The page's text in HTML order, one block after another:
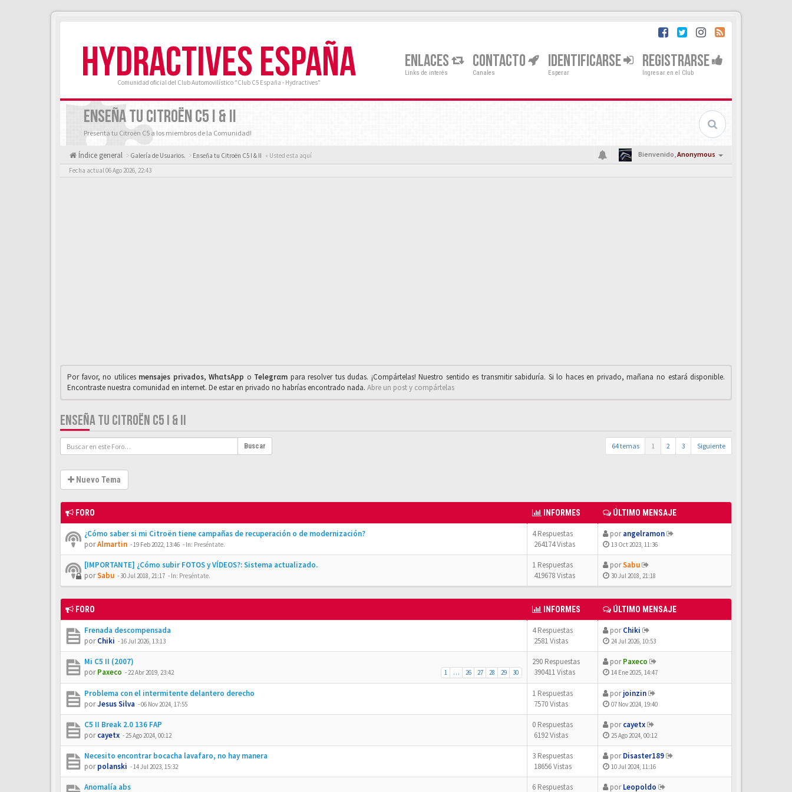
HYDRACTIVES ESPAÑA
Comunidad oficial del Club Automovilístico "Club C5 España - Hydractives"
ENLACES
Links de interés
CONTACTO
Canales
IDENTIFICARSE
Esperar
REGISTRARSE
Ingresar en el Club
ENSEÑA TU CITROËN C5 I & II
Presenta tu Citroën C5 a los miembros de la Comunidad!
Índice general Galería de Usuarios. Enseña tu Citroën C5 I & II « Usted esta aquí Bienvenido,Anonymous
Fecha actual 06 Ago 2026, 22:43
Por favor, no utilices mensajes privados,WhαtsApp o Telegrαm para resolver tus dudas. ¡Compártelas! Nuestro sentido es transmitir sabiduría. Si lo haces en privado, mañana no estará disponible.
Encontraste nuestra comunidad en internet. De estar en privado no habrías encontrado nada. Abre un post y compártelas
ENSEÑA TU CITROËN C5 I & II
Buscar 64 temas 1 2 3 Siguiente
Nuevo Tema
FORO INFORMES ÚLTIMO MENSAJE
¿Cómo saber si mi Citroën tiene campañas de recuperación o de modernización?
porAlmartin -19 Feb 2022, 13:46 - In: Preséntate.
4 Respuestas
264174 Vistas
porangelramon
13 Oct 2023, 11:36
[IMPORTANTE] ¿Cómo subir FOTOS y VÍDEOS?: Sistema actualizado.
porSabu - 30 Jul 2018, 21:17 - In: Preséntate.
1 Respuestas
419678 Vistas
porSabu
30 Jul 2018, 21:18
FORO INFORMES ÚLTIMO MENSAJE
Frenada descompensada
porChiki -16 Jul 2026, 13:13
4 Respuestas
2581 Vistas
porChiki
24 Jul 2026, 10:53
Mi C5 II (2007)
1 … 26 27 28 29 30
porPaxeco -22 Abr 2019, 23:42
290 Respuestas
390411 Vistas
porPaxeco
14 Ene 2025, 14:47
Problema con el intermitente delantero derecho
porJesus Silva -06 Nov 2024, 17:55
1 Respuestas
7570 Vistas
porjoinzin
07 Nov 2024, 19:40
C5 II Break 2.0 136 FAP
porcayetx -25 Ago 2024, 00:12
0 Respuestas
6192 Vistas
porcayetx
25 Ago 2024, 00:12
Necesito encontrar bocacha lavafaro, no hay manera
porpolanski -14 Jul 2023, 15:32
3 Respuestas
18656 Vistas
porDisaster189
10 Jul 2024, 11:16
Anomalía abs
6 Respuestas
porLeopoldo